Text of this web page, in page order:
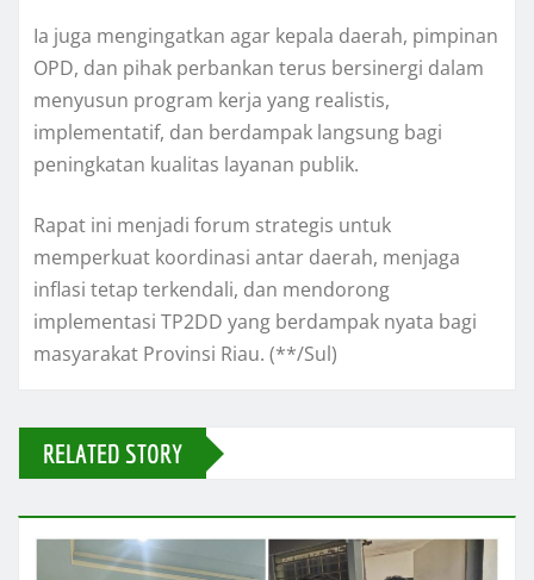
Ia juga mengingatkan agar kepala daerah, pimpinan
OPD, dan pihak perbankan terus bersinergi dalam
menyusun program kerja yang realistis,
implementatif, dan berdampak langsung bagi
peningkatan kualitas layanan publik.
Rapat ini menjadi forum strategis untuk
memperkuat koordinasi antar daerah, menjaga
inflasi tetap terkendali, dan mendorong
implementasi TP2DD yang berdampak nyata bagi
masyarakat Provinsi Riau. (**/Sul)
RELATED STORY